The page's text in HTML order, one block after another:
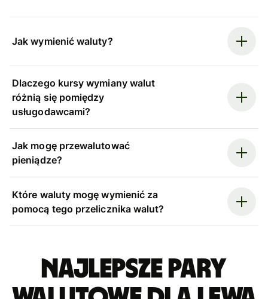
Jak wymienić waluty?
Dlaczego kursy wymiany walut
różnią się pomiędzy
usługodawcami?
Jak mogę przewalutować
pieniądze?
Które waluty mogę wymienić za
pomocą tego przelicznika walut?
Najlepsze pary